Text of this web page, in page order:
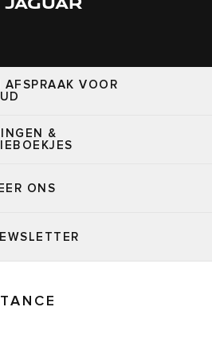
AFSPRAAK VOOR
&
ONS